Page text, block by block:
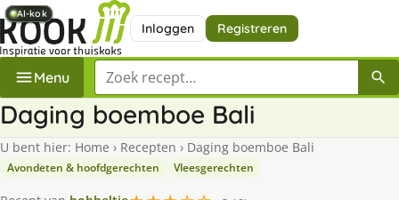
Inloggen Registreren
Menu Zoek een recept
Daging boemboe Bali
U bent hier: Home › Recepten › Daging boemboe Bali
Avondeten & hoofdgerechten Vleesgerechten
AI-kok
AI-kok
AI-kok
AI-kok
AI-kok
AI-kok